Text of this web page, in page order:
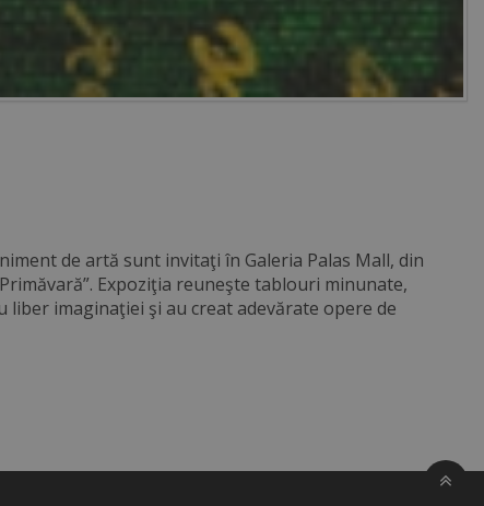
de artă sunt invitaţi în Galeria Palas Mall, din
Expoziţia reuneşte tablouri minunate,
imaginaţiei şi au creat adevărate opere de